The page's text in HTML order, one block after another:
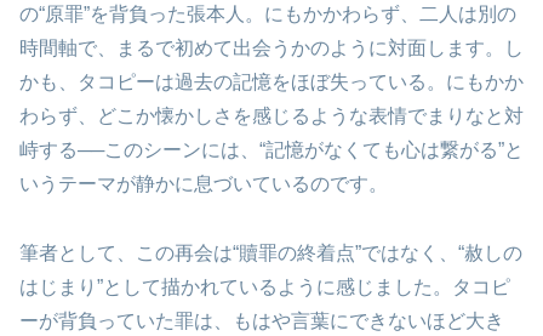
の“原罪”を背負った張本人。にもかかわらず、二人は別の
時間軸で、まるで初めて出会うかのように対面します。し
かも、タコピーは過去の記憶をほぼ失っている。にもかか
わらず、どこか懐かしさを感じるような表情でまりなと対
峙する──このシーンには、“記憶がなくても心は繋がる”と
いうテーマが静かに息づいているのです。
筆者として、この再会は“贖罪の終着点”ではなく、“赦しの
はじまり”として描かれているように感じました。タコピ
ーが背負っていた罪は、もはや言葉にできないほど大き